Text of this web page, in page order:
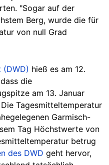
"Sogar auf der
Berg, wurde die für
von null Grad
(DWD) hieß es am 12.
die
am 13. Januar
Tagesmitteltemperatur
Garmisch-
Tag Höchstwerte von
betrug
des DWD geht hervor,